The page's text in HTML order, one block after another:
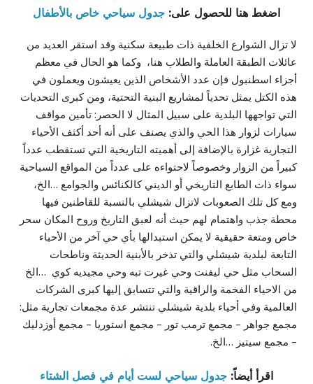
اضغط هنا للحصول على: جدول سياحي خاص بالأطفال
لا تزال الشوارع الخلفية ذات طبيعة سكنية وقد استقر العديد من
عائلات الطبقة العاملة والطلاب هنا، وكما هو الحال في معظم
أجزاء اسطنبول فإن عدد الأشخاص الذين يعيشون ويعملون في
هذه الكتل يمثل تحدياً لمشاريع البنية التحتية، ومن كبرى التحديات
التي تواجهها البلدية على سبيل المثال لا الحصر: تأمين مواقف
سيارات لزوار هذا الحي والذي يصنف على أنه أحد أكثف الأحياء
التجارية غزارة بالإضافة إلى أهميته التاريخية التي تستقطب عدداً
كبيراً من الزوار وخصوصاً لاحتواءه على عدداً من المواقع السياحية
سواء ذات الطابع التاريخي أو الديني كالكنائس والجوامع …الخ،
ومع كل تلك الصعوبات لاتزال شيشلي بالنسبة للقاطنين فيها
محطة جذب واهتمام لهم حيث أنه لعبق التاريخ وروح المكان سحر
خاص ومتعة حقيقية لا يمكن استبدالها بأي حي آخر من الأحياء
التابعة لبلدية شيشلي والتي تذخر بالأبنية الحديثة وناطحات
السحاب مثل حي ليفنت وحي غيرت تبه وحي مجيديه كوي …الخ
من الاحياء الفخمة والراقية والتي تتسابق إليها كبرى الشركات
العالمية وفي أحياء بلدية شيشلي تنتشر عدة مجمعات تجارية مثل:
مجمع جواهر – مجمع ترمب تور – مجمع استوريا – مجمع أوزدليك
– مجمع سيتيز …الخ.
اقرأ أيضاً: جدول سياحي لست أيام في فصل الشتاء